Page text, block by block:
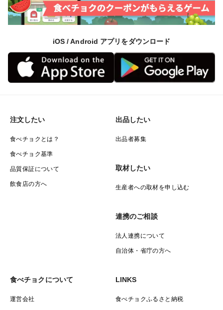
iOS / Android アプリをダウンロード
注文したい
食べチョクとは？
食べチョク基準
品質保証について
飲食店の方へ
出品したい
出品者募集
取材したい
生産者への取材を申し込む
連携のご相談
法人連携について
自治体・省庁の方へ
食べチョクについて
運営会社
LINKS
食べチョクふるさと納税